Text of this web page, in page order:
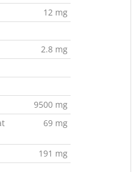
12 mg
2.8 mg
9500 mg
69 mg
191 mg